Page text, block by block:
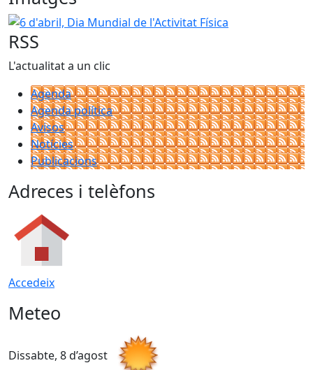
6 d'abril, Dia Mundial de l'Activitat Física
RSS
L'actualitat a un clic
Agenda
Agenda política
Avisos
Notícies
Publicacions
Adreces i telèfons
Accedeix
Meteo
Dissabte, 8 d’agost